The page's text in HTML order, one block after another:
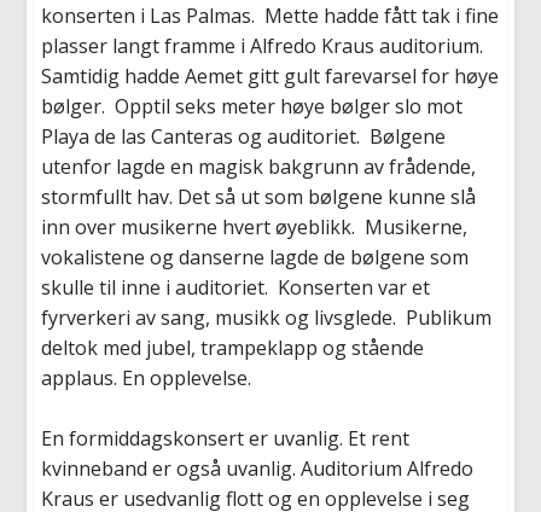
konserten i Las Palmas. Mette hadde fått tak i fine
plasser langt framme iAlfredo Kraus auditorium.
Samtidig haddeAemet gitt gult farevarsel for høye
bølger. Opptil seks meter høye bølgerslo mot
Playa de lasCanteras og auditoriet. Bølgene
utenfor lagde en magisk bakgrunn avfrådende,
stormfullt hav. Det så ut som bølgene kunne slå
inn over musikerne hvert øyeblikk. Musikerne,
vokalistene ogdanserne lagde de bølgene som
skulle til inne i auditoriet. Konserten var et
fyrverkeri av sang, musikk og livsglede. Publikum
deltok med jubel, trampeklapp og stående
applaus. En opplevelse.
En formiddagskonsert er uvanlig. Et rent
kvinneband er også uvanlig. Auditorium Alfredo
Kraus er usedvanligflottogen opplevelse i seg